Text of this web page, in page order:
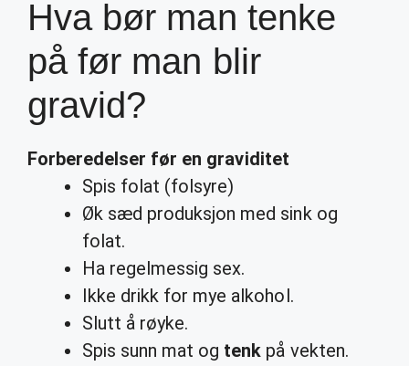
Hva bør man tenke
på før man blir
gravid?
Forberedelser før en graviditet
Spis folat (folsyre)
Øk sæd produksjon med sink og
folat.
Ha regelmessig sex.
Ikke drikk for mye alkohol.
Slutt å røyke.
Spis sunn mat og tenk på vekten.